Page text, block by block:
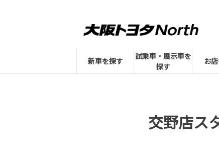
新車を探す
試乗車・展示車を
探す
お
交野店ス